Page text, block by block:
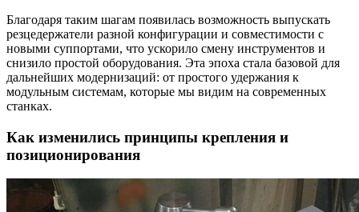
Благодаря таким шагам появилась возможность выпускать
резцедержатели разной конфигурации и совместимости с
новыми суппортами, что ускорило смену инструментов и
снизило простой оборудования. Эта эпоха стала базовой для
дальнейших модернизаций: от простого удержания к
модульным системам, которые мы видим на современных
станках.
Как изменились принципы крепления и
позиционирования